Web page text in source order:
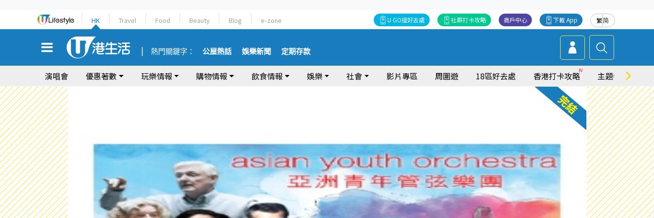
HK Travel Food Beauty Blog e-zone 繁简
下載 App
商戶中心
社群打卡攻略
U GO搵好去處
熱門關鍵字： 公屋熱話 娛樂新聞 定期存款
演唱會 優惠著數 玩樂情報 購物情報 飲食情報 娛樂 社會 影片專區 周圍遊 18區好去處 香港打卡攻略 主題特集